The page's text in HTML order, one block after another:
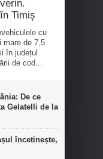
Timiș
cu
mare de 7,5
în județul
de cod...
De ce
Gelatelli de la
încetinește,